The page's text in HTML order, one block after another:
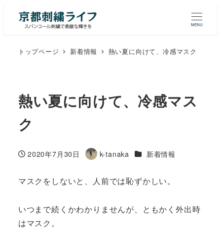
MENU
トップページ 新着情報 熱い夏に向けて、冷感マスク
熱い夏に向けて、冷感マス
ク
投稿日
2020年7月30日
著
k-tanaka カテゴリー
新着情報
マスクをしないと、人前では恥ずかしい。
いつまで続くかわかりませんが、ともかく外出時
はマスク。